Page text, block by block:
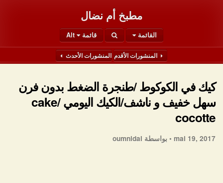
مطبخ أم نضال
القائمة قائمة Alt
المنشورات الأقدم المنشورات الأحدث
كيك في الكوكوط /طنجرة الضغط بدون فرن
سهل خفيف و ناشف/الكيك اليومي /cake
cocotte
mai 19, 2017 • بواسطة oumnidal